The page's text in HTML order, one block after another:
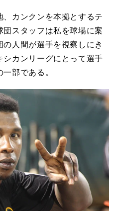
カンクンを本拠とするテ
スタッフは私を球場に案
人間が選手を視察しにき
カンリーグにとって選手
部である。